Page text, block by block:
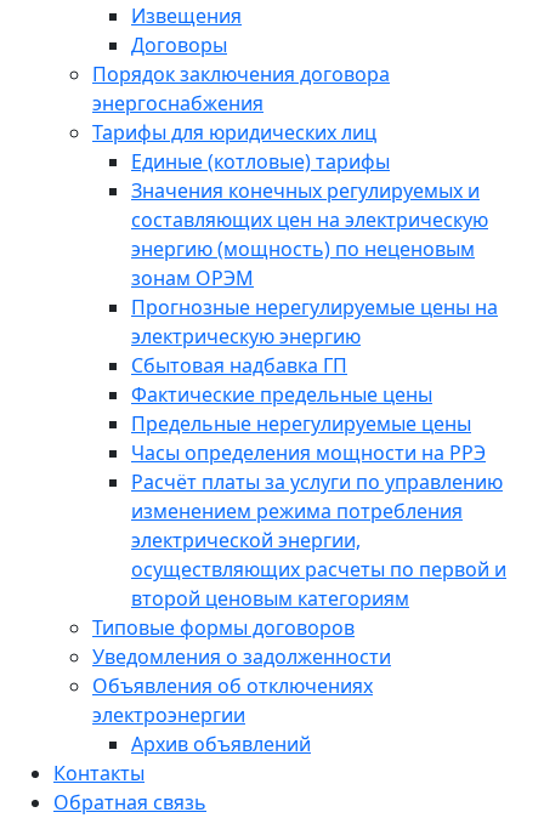
Извещения
Договоры
Порядок заключения договора
энергоснабжения
Тарифы для юридических лиц
Единые (котловые) тарифы
Значения конечных регулируемых и
составляющих цен на электрическую
энергию (мощность) по неценовым
зонам ОРЭМ
Прогнозные нерегулируемые цены на
электрическую энергию
Сбытовая надбавка ГП
Фактические предельные цены
Предельные нерегулируемые цены
Часы определения мощности на РРЭ
Расчёт платы за услуги по управлению
изменением режима потребления
электрической энергии,
осуществляющих расчеты по первой и
второй ценовым категориям
Типовые формы договоров
Уведомления о задолженности
Объявления об отключениях
электроэнергии
Архив объявлений
Контакты
Обратная связь